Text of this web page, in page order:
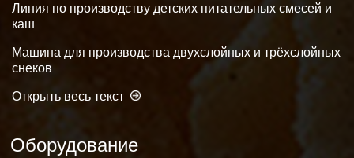
Линия по производству детских питательных смесей и
каш
Машина для производства двухслойных и трёхслойных
снеков
Открыть весь текст
Оборудование